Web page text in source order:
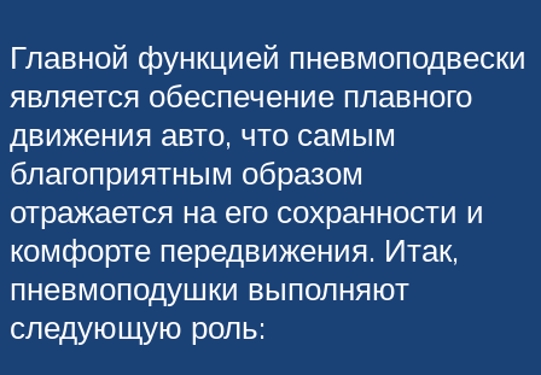
Главной функцией пневмоподвески
является обеспечение плавного
движения авто, что самым
благоприятным образом
отражается на его сохранности и
комфорте передвижения. Итак,
пневмоподушки выполняют
следующую роль: